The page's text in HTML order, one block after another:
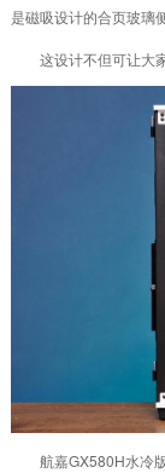
是磁吸设计的合页玻璃
这设计不但可让大
航嘉GX580H水冷